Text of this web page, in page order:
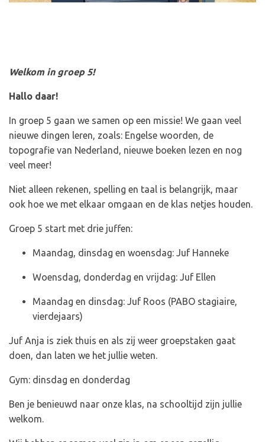
Welkom in groep 5!
Hallo daar!
In groep 5 gaan we samen op een missie! We gaan veel
nieuwe dingen leren, zoals: Engelse woorden, de
topografie van Nederland, nieuwe boeken lezen en nog
veel meer!
Niet alleen rekenen, spelling en taal is belangrijk, maar
ook hoe we met elkaar omgaan en de klas netjes houden.
Groep 5 start met drie juffen:
Maandag, dinsdag en woensdag: Juf Hanneke
Woensdag, donderdag en vrijdag: Juf Ellen
Maandag en dinsdag: Juf Roos (PABO stagiaire,
vierdejaars)
Juf Anja is ziek thuis en als zij weer groepstaken gaat
doen, dan laten we het jullie weten.
Gym: dinsdag en donderdag
Ben je benieuwd naar onze klas, na schooltijd zijn jullie
welkom.